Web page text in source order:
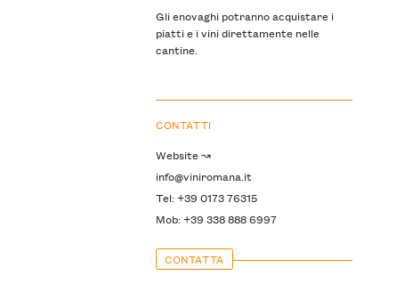
Gli enovaghi potranno acquistare i
piatti e i vini direttamente nelle
cantine.
CONTATTI
Website ↝
info@viniromana.it
Tel: +39 0173 76315
Mob: +39 338 888 6997
CONTATTA